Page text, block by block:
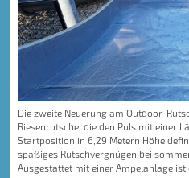
Die zweite Neuerung am Outdoor-
Riesenrutsche, die den Puls mit einer
Startposition in 6,29 Metern Höhe
spaßiges Rutschvergnügen bei
Ausgestattet mit einer Ampelanlage